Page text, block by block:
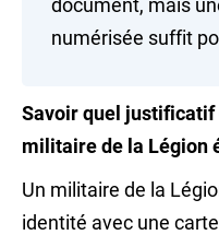
document, mais
numérisée suffit
Savoir quel justificatif
militaire de la Légion
Un militaire de la
identité avec une